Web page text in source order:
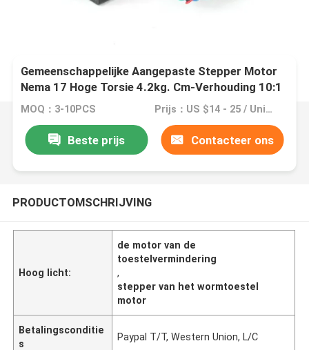
Gemeenschappelijke Aangepaste Stepper Motor
Nema 17 Hoge Torsie 4.2kg. Cm-Verhouding 10:1
MOQ：3-10PCS Prijs：US $14 - 25 / Units
Beste prijs Contacteer ons
PRODUCTOMSCHRIJVING
Hoog licht:
de motor van de
toestelvermindering
,
stepper van het wormtoestel
motor
Betalingsconditie
s
Paypal T/T, Western Union, L/C